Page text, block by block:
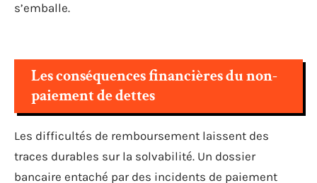
s’emballe.
Les conséquences financières du non-
paiement de dettes
Les difficultés de remboursement laissent des
traces durables sur la solvabilité. Un dossier
bancaire entaché par des incidents de paiement